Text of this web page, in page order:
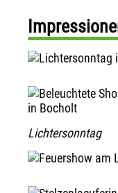
Lichtersonntag